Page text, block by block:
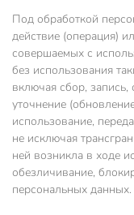
Под обработкой
действие (операция)
совершаемых с
без использования
включая сбор, запись,
уточнение
использование,
не исключая
ней возникла в ходе
обезличивание,
персональных данных.